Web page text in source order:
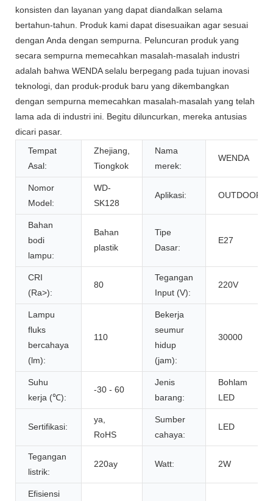
konsisten dan layanan yang dapat diandalkan selama
bertahun-tahun. Produk kami dapat disesuaikan agar sesuai
dengan Anda dengan sempurna. Peluncuran produk yang
secara sempurna memecahkan masalah-masalah industri
adalah bahwa WENDA selalu berpegang pada tujuan inovasi
teknologi, dan produk-produk baru yang dikembangkan
dengan sempurna memecahkan masalah-masalah yang telah
lama ada di industri ini. Begitu diluncurkan, mereka antusias
dicari pasar.
Tempat
Asal:
Zhejiang,
Tiongkok
Nama
merek:
WENDA
Nomor
Model:
WD-
SK128
Aplikasi: OUTDOOR
Bahan
bodi
lampu:
Bahan
plastik
Tipe
Dasar:
E27
CRI
(Ra>):
80
Tegangan
Input (V):
220V
Lampu
fluks
bercahaya
(lm):
110
Bekerja
seumur
hidup
(jam):
30000
Suhu
kerja (℃):
-30 - 60
Jenis
barang:
Bohlam
LED
Sertifikasi:
ya,
RoHS
Sumber
cahaya:
LED
Tegangan
listrik:
220ay Watt: 2W
Efisiensi